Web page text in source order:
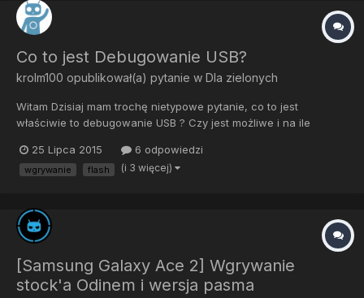
Co to jest Debugowanie USB?
krolm100 opublikował(a) pytanie w Dla zielonych
Witam Dzisiaj mam trochę nietypowe pytanie, co to jest
właściwie to debugowanie USB ? Czy jest możliwe i na ile
trybu, np. gdy telefon wpadnie w bootloop ?
25 Lipca 2015 6 odpowiedzi
wgrywanie flash (i 3 więcej)
[Samsung Galaxy Ace 2] Wgrywanie
stock'a Odinem i wersja pasma